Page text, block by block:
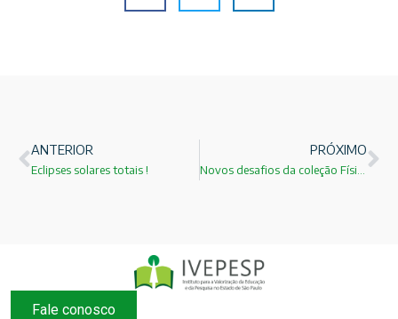
ANTERIOR
Eclipses solares totais !
PRÓXIMO
Fale conosco